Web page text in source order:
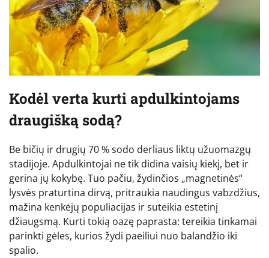
Kodėl verta kurti apdulkintojams
draugišką sodą?
Be bičių ir drugių 70 % sodo derliaus liktų užuomazgų
stadijoje. Apdulkintojai ne tik didina vaisių kiekį, bet ir
gerina jų kokybę. Tuo pačiu, žydinčios „magnetinės“
lysvės praturtina dirvą, pritraukia naudingus vabzdžius,
mažina kenkėjų populiacijas ir suteikia estetinį
džiaugsmą. Kurti tokią oazę paprasta: tereikia tinkamai
parinkti gėles, kurios žydi paeiliui nuo balandžio iki
spalio.